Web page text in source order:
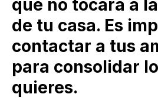
que no tocará a
de tu casa. Es
contactar a tus
para consolidar
quieres.